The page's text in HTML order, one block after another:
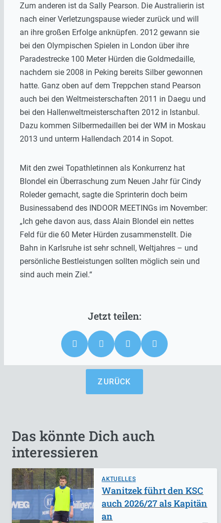
Zum anderen ist da Sally Pearson. Die Australierin ist
nach einer Verletzungspause wieder zurück und will
an ihre großen Erfolge anknüpfen. 2012 gewann sie
bei den Olympischen Spielen in London über ihre
Paradestrecke 100 Meter Hürden die Goldmedaille,
nachdem sie 2008 in Peking bereits Silber gewonnen
hatte. Ganz oben auf dem Treppchen stand Pearson
auch bei den Weltmeisterschaften 2011 in Daegu und
bei den Hallenweltmeisterschaften 2012 in Istanbul.
Dazu kommen Silbermedaillen bei der WM in Moskau
2013 und unterm Hallendach 2014 in Sopot.
Mit den zwei Topathletinnen als Konkurrenz hat
Blondel ein Überraschung zum Neuen Jahr für Cindy
Roleder gemacht, sagte die Sprinterin doch beim
Businessabend des INDOOR MEETINGs im November:
„Ich gehe davon aus, dass Alain Blondel ein nettes
Feld für die 60 Meter Hürden zusammenstellt. Die
Bahn in Karlsruhe ist sehr schnell, Weltjahres – und
persönliche Bestleistungen sollten möglich sein und
sind auch mein Ziel.“
ZURÜCK
Das könnte Dich auch
interessieren
AKTUELLES
Wanitzek führt den KSC
auch 2026/27 als Kapitän
an